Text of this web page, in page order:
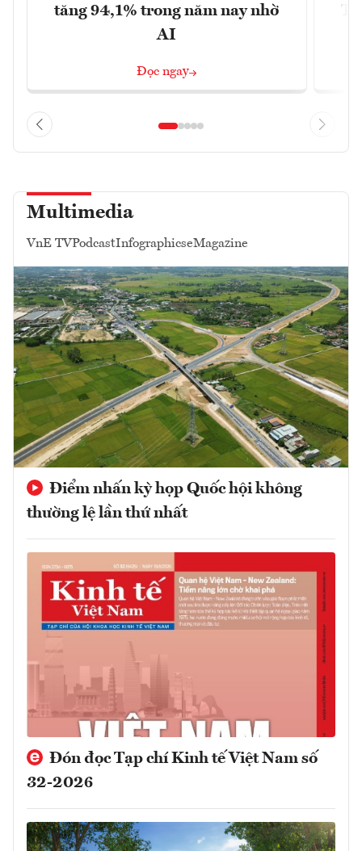
tăng 94,1% trong năm nay nhờ
AI
Đọc ngay
Multimedia
VnE TVPodcastInfographicseMagazine
Điểm nhấn kỳ họp Quốc hội không
thường lệ lần thứ nhất
Đón đọc Tạp chí Kinh tế Việt Nam số
32-2026